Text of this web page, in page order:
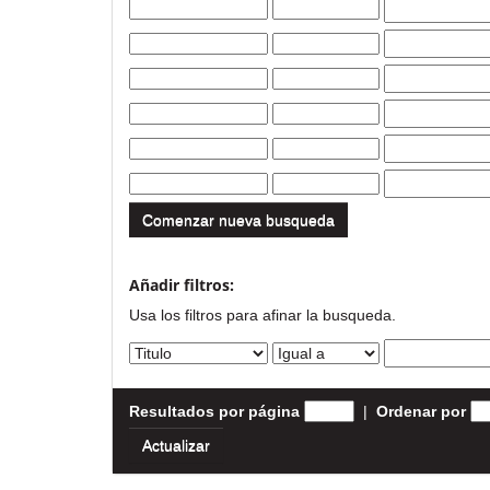
Comenzar nueva busqueda
Añadir filtros:
Usa los filtros para afinar la busqueda.
Resultados por página | Ordenar por